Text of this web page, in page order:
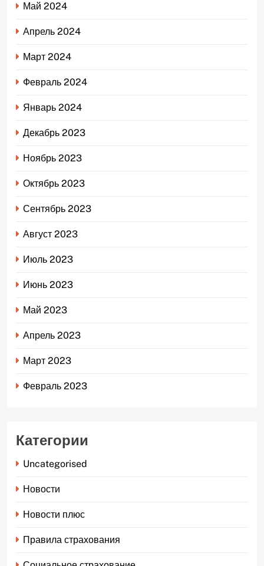
Май 2024
Апрель 2024
Март 2024
Февраль 2024
Январь 2024
Декабрь 2023
Ноябрь 2023
Октябрь 2023
Сентябрь 2023
Август 2023
Июль 2023
Июнь 2023
Май 2023
Апрель 2023
Март 2023
Февраль 2023
Категории
Uncategorised
Новости
Новости плюс
Правила страхования